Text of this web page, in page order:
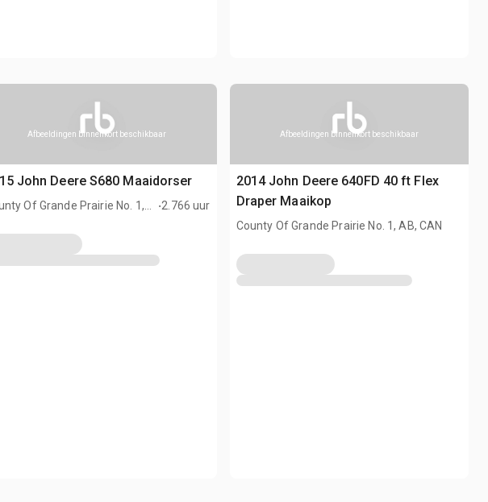
Afbeeldingen binnenkort beschikbaar
John Deere S680 Maaidorser
Of Grande Prairie No. 1,
.2.766 uur
Afbeeldingen binnenkort beschikbaar
2014 John Deere 640FD 40 ft Flex
Draper Maaikop
County Of Grande Prairie No. 1, AB, CAN